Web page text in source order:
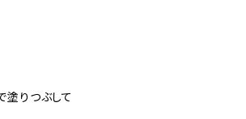
りつぶして